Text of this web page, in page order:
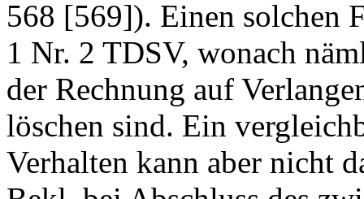
568 [569]). Einen solchen
1 Nr. 2 TDSV, wonach
der Rechnung auf
löschen sind. Ein
Verhalten kann aber nicht